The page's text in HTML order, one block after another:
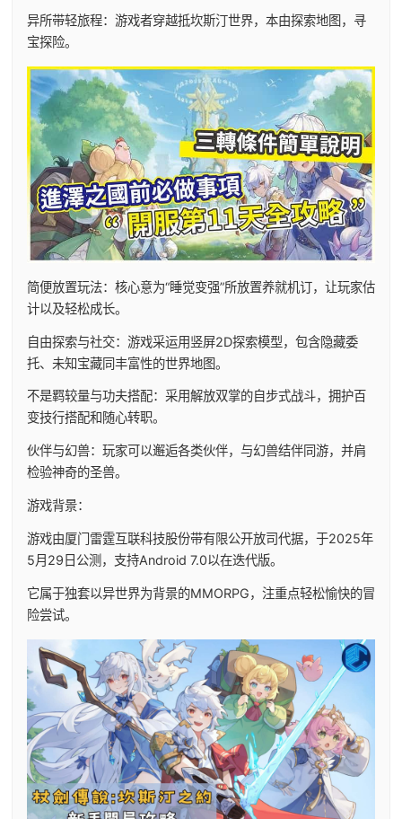
异所带轻旅程：游戏者穿越抵坎斯汀世界，本由探索地图，寻
宝探险。
简便放置玩法：核心意为“睡觉变强”所放置养就机订，让玩家估
计以及轻松成长。
自由探索与社交：游戏采运用竖屏2D探索模型，包含隐藏委
托、未知宝藏同丰富性的世界地图。
不是羁较量与功夫搭配：采用解放双掌的自步式战斗，拥护百
变技行搭配和随心转职。
伙伴与幻兽：玩家可以邂逅各类伙伴，与幻兽结伴同游，并肩
检验神奇的圣兽。
游戏背景：
游戏由厦门雷霆互联科技股份带有限公开放司代据，于2025年
5月29日公测，支持Android 7.0以在迭代版。
它属于独套以异世界为背景的MMORPG，注重点轻松愉快的冒
险尝试。